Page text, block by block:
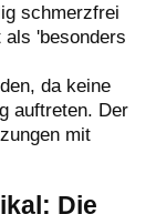
schmerzfrei
'besonders
da keine
auftreten. Der
mit
Die